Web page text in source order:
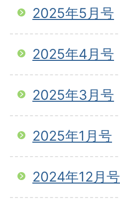
2025年5月号
2025年4月号
2025年3月号
2025年1月号
2024年12月号